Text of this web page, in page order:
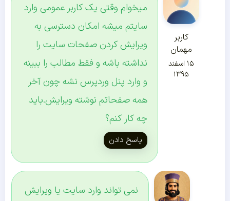
کاربر
مهمان
۱۵ اسفند
۱۳۹۵
میخوام وقتی یک کاربر عمومی وارد
سایتم میشه امکان دسترسی به
ویرایش کردن صفحات سایت را
نداشته باشه و فقط مطالب را ببینه
و وارد پنل وردپرس نشه چون آخر
همه صفحاتم نوشته ویرایش.باید
چه کار کنم؟
پاسخ دادن
نمی تواند وارد سایت یا ویرایش